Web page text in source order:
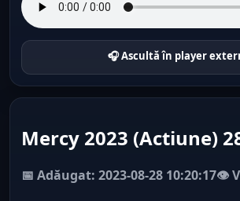
🎧 Ascultă în player
Mercy 2023 (Actiune)
📅 Adăugat: 2023-08-28 10:20:17👁️